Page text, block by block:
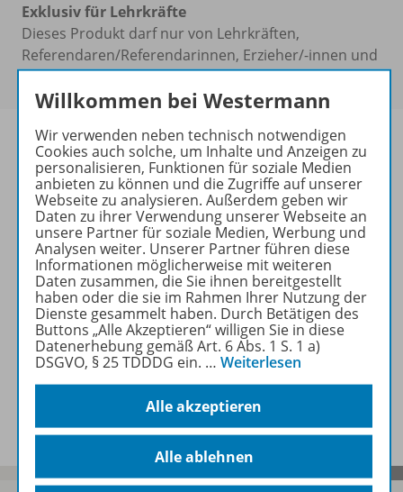
Exklusiv für Lehrkräfte
Dieses Produkt darf nur von Lehrkräften,
Referendaren/Referendarinnen, Erzieher/-innen und
Schulen erworben werden.
Produktinformationen
Beschreibung
Zugehörige Produkte
Benachrichtigungs-Service
Willkommen bei Westermann
Wir verwenden neben technisch notwendigen
Cookies auch solche, um Inhalte und Anzeigen zu
personalisieren, Funktionen für soziale Medien
anbieten zu können und die Zugriffe auf unserer
Webseite zu analysieren. Außerdem geben wir
Daten zu ihrer Verwendung unserer Webseite an
unsere Partner für soziale Medien, Werbung und
Analysen weiter. Unserer Partner führen diese
Informationen möglicherweise mit weiteren
Daten zusammen, die Sie ihnen bereitgestellt
haben oder die sie im Rahmen Ihrer Nutzung der
Dienste gesammelt haben. Durch Betätigen des
Buttons „Alle Akzeptieren“ willigen Sie in diese
Datenerhebung gemäß Art. 6 Abs. 1 S. 1 a)
DSGVO, § 25 TDDDG ein. … Weiterlesen
Alle akzeptieren
Alle ablehnen